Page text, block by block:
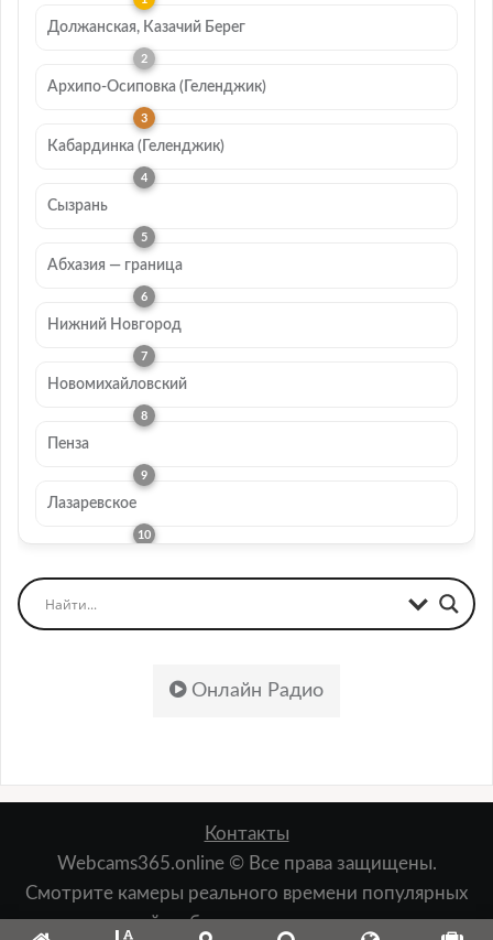
Должанская, Казачий Берег
Архипо-Осиповка (Геленджик)
Кабардинка (Геленджик)
Сызрань
Абхазия — граница
Нижний Новгород
Новомихайловский
Пенза
Лазаревское
Онлайн Радио
Контакты
Webcams365.online © Все права защищены.
Смотрите камеры реального времени популярных
мест: пляжей, набережных, лыжных курортов,